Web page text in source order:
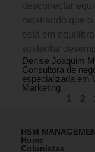
desconectar
mostrando que
está em
sustentar
Denise Joaquim
Consultora de
especializada em
Marketing
1 2
HSM
Home
Colunistas